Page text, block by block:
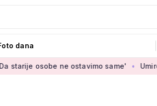
dana
ne ostavimo same' Umirovljenica